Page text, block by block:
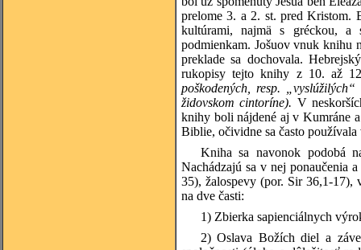
prelome3. a 2. st. pred Kristom.
kultúrami, najmä s gréckou, a
podmienkam. Jošuov vnuk knihu
preklade sa dochovala.
rukopisy tejto knihy z 10. až
poškodených, resp.
židovskom cintoríne). V
knihy boli nájdené aj vKumráne
Biblie, očividne sa často používala
Kniha sa navonok podobá
Nachádzajú sa v nej ponaučenia
35), žalospevy (por. Sir 36,1-
na dve časti:
1) Zbierka sapienciálnych
2) Oslava Božích diel a